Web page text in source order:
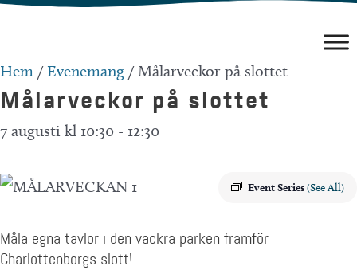
Hoppa
innehåll
Hem /Evenemang / Målarveckor på slottet
Målarveckor på slottet
7 augusti kl 10:30 - 12:30
Event Series(See All)
Måla egna tavlor i den vackra parken framför
Charlottenborgs slott!